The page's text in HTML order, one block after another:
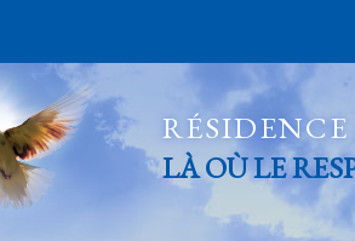
LÀ OÙ LE